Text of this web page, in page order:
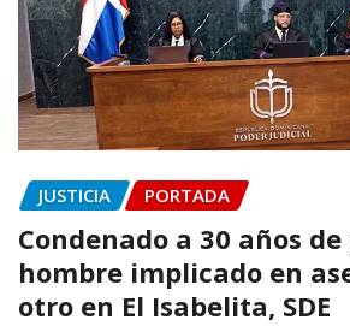
JUSTICIA PORTADA
Condenado a 30 años
hombre implicado en
otro en El Isabelita, SDE